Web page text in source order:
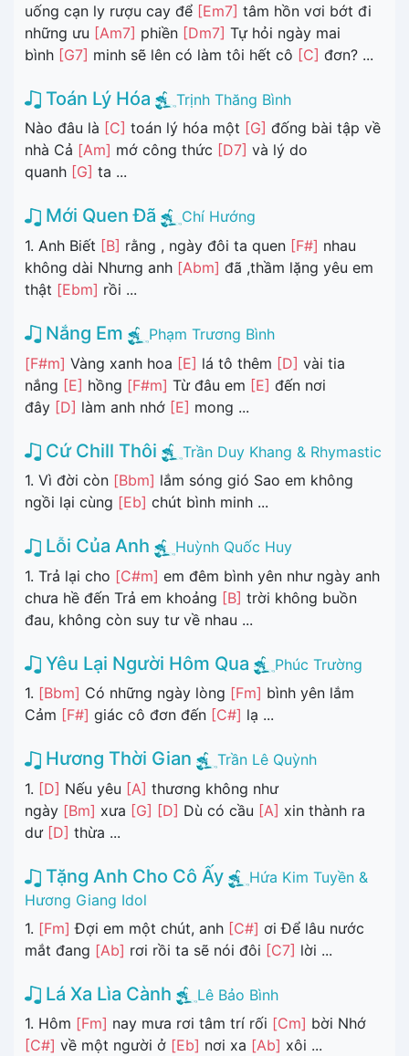
uống cạn ly rượu cay để [Em7] tâm hồn vơi bớt đi
những ưu [Am7] phiền [Dm7] Tự hỏi ngày mai
bình [G7] minh sẽ lên có làm tôi hết cô [C] đơn? ...
Toán Lý Hóa
Trịnh Thăng Bình
Nào đâu là [C] toán lý hóa một [G] đống bài tập về
nhà Cả [Am] mớ công thức [D7] và lý do
quanh [G] ta ...
Mới Quen Đã
Chí Hướng
1. Anh Biết [B] rằng , ngày đôi ta quen [F#] nhau
không dài Nhưng anh [Abm] đã ,thầm lặng yêu em
thật [Ebm] rồi ...
Nắng Em
Phạm Trương Bình
[F#m] Vàng xanh hoa [E] lá tô thêm [D] vài tia
nắng [E] hồng [F#m] Từ đâu em [E] đến nơi
đây [D] làm anh nhớ [E] mong ...
Cứ Chill Thôi
Trần Duy Khang & Rhymastic
1. Vì đời còn [Bbm] lắm sóng gió Sao em không
ngồi lại cùng [Eb] chút bình minh ...
Lỗi Của Anh
Huỳnh Quốc Huy
1. Trả lại cho [C#m] em đêm bình yên như ngày anh
chưa hề đến Trả em khoảng [B] trời không buồn
đau, không còn suy tư về nhau ...
Yêu Lại Người Hôm Qua
Phúc Trường
1. [Bbm] Có những ngày lòng [Fm] bình yên lắm
Cảm [F#] giác cô đơn đến [C#] lạ ...
Hương Thời Gian
Trần Lê Quỳnh
1. [D] Nếu yêu [A] thương không như
ngày [Bm] xưa [G] [D] Dù có cầu [A] xin thành ra
dư [D] thừa ...
Tặng Anh Cho Cô Ấy
Hứa Kim Tuyền &
Hương Giang Idol
1. [Fm] Đợi em một chút, anh [C#] ơi Để lâu nước
mắt đang [Ab] rơi rồi ta sẽ nói đôi [C7] lời ...
Lá Xa Lìa Cành
Lê Bảo Bình
1. Hôm [Fm] nay mưa rơi tâm trí rối [Cm] bời Nhớ
[C#] về một người ở [Eb] nơi xa [Ab] xôi ...